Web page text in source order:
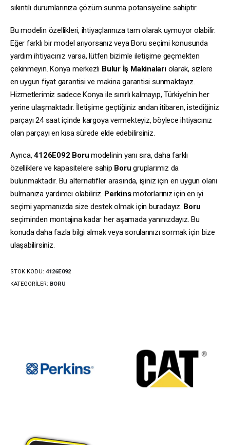
sıkıntılı durumlarınıza çözüm sunma potansiyeline sahiptir.
Bu modelin özellikleri, ihtiyaçlarınıza tam olarak uymuyor olabilir.
Eğer farklı bir model arıyorsanız veya Boru seçimi konusunda
yardım ihtiyacınız varsa, lütfen bizimle iletişime geçmekten
çekinmeyin. Konya merkezli Bulur İş Makinalarıolarak, sizlere
en uygun fiyat garantisi ve makina garantisi sunmaktayız.
Hizmetlerimiz sadece Konya ile sınırlı kalmayıp, Türkiye’nin her
yerine ulaşmaktadır. İletişime geçtiğiniz andan itibaren, istediğiniz
parçayı 24 saat içinde kargoya vermekteyiz, böylece ihtiyacınız
olan parçayı en kısa sürede elde edebilirsiniz.
Ayrıca,4126E092 Boru modelinin yanı sıra, daha farklı
özelliklere ve kapasitelere sahip Boru gruplarımız da
bulunmaktadır. Bu alternatifler arasında, işiniz için en uygun olanı
bulmanıza yardımcı olabiliriz. Perkinsmotorlarınız için en iyi
seçimi yapmanızda size destek olmak için buradayız. Boru
seçiminden montajına kadar her aşamada yanınızdayız. Bu
konuda daha fazla bilgi almak veya sorularınızı sormak için bize
ulaşabilirsiniz.
STOK KODU: 4126E092
KATEGORILER: BORU